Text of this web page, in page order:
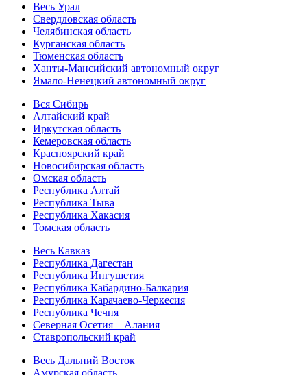
Весь Урал
Свердловская область
Челябинская область
Курганская область
Тюменская область
Ханты-Мансийский автономный округ
Ямало-Ненецкий автономный округ
Вся Сибирь
Алтайский край
Иркутская область
Кемеровская область
Красноярский край
Новосибирская область
Омская область
Республика Алтай
Республика Тыва
Республика Хакасия
Томская область
Весь Кавказ
Республика Дагестан
Республика Ингушетия
Республика Кабардино-Балкария
Республика Карачаево-Черкесия
Республика Чечня
Северная Осетия – Алания
Ставропольский край
Весь Дальний Восток
Амурская область